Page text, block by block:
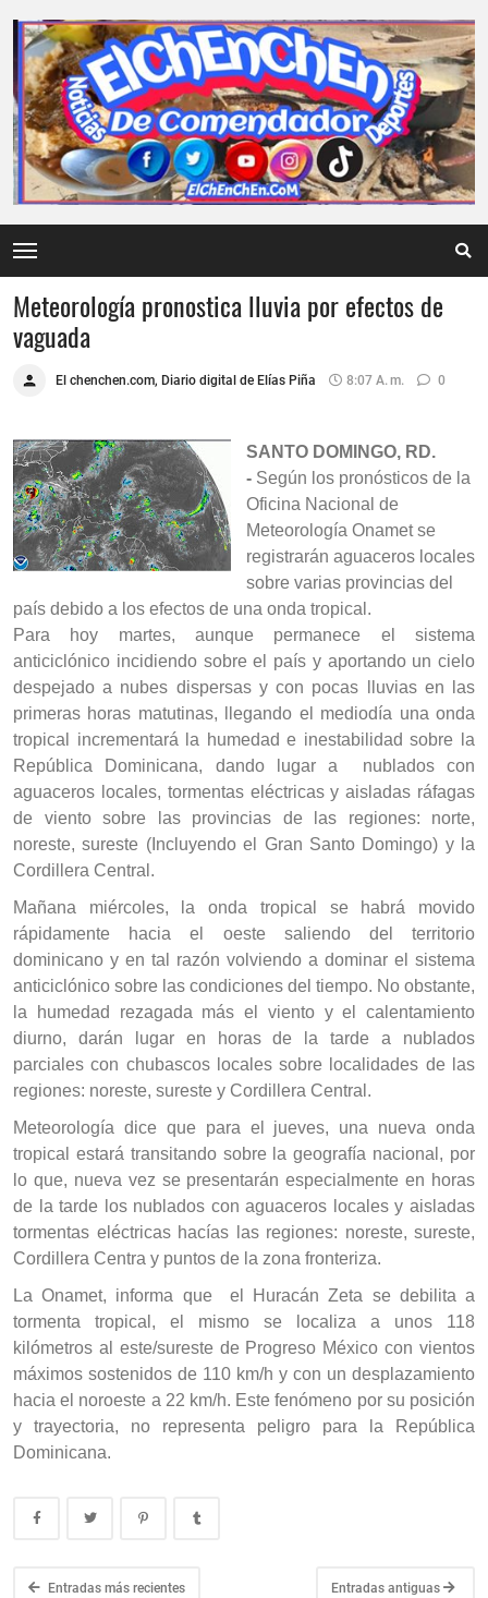
Meteorología pronostica lluvia por efectos de
vaguada
El chenchen.com, Diario digital de Elías Piña 8:07 A. M. 0
SANTO DOMINGO, RD.
- Según los pronósticos de la
Oficina Nacional de
Meteorología Onamet se
registrarán aguaceros locales
sobre varias provincias del
país debido a los efectos de una onda tropical.
Para hoy martes, aunque permanece el sistema
anticiclónico incidiendo sobre el país y aportando un cielo
despejado a nubes dispersas y con pocas lluvias en las
primeras horas matutinas, llegando el mediodía una onda
tropical incrementará la humedad e inestabilidad sobre la
República Dominicana, dando lugar a nublados con
aguaceros locales, tormentas eléctricas y aisladas ráfagas
de viento sobre las provincias de las regiones: norte,
noreste, sureste (Incluyendo el Gran Santo Domingo) y la
Cordillera Central.
Mañana miércoles, la onda tropical se habrá movido
rápidamente hacia el oeste saliendo del territorio
dominicano y en tal razón volviendo a dominar el sistema
anticiclónico sobre las condiciones del tiempo. No obstante,
la humedad rezagada más el viento y el calentamiento
diurno, darán lugar en horas de la tarde a nublados
parciales con chubascos locales sobre localidades de las
regiones: noreste, sureste y Cordillera Central.
Meteorología dice que para el jueves, una nueva onda
tropical estará transitando sobre la geografía nacional, por
lo que, nueva vez se presentarán especialmente en horas
de la tarde los nublados con aguaceros locales y aisladas
tormentas eléctricas hacías las regiones: noreste, sureste,
Cordillera Centra y puntos de la zona fronteriza.
La Onamet, informa que el Huracán Zeta se debilita a
tormenta tropical, el mismo se localiza a unos 118
kilómetros al este/sureste de Progreso México con vientos
máximos sostenidos de 110 km/h y con un desplazamiento
hacia el noroeste a 22 km/h. Este fenómeno por su posición
y trayectoria, no representa peligro para la República
Dominicana.
Entradas más recientes Entradas antiguas